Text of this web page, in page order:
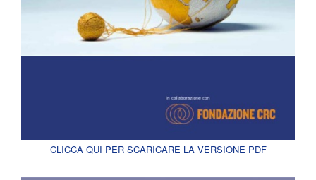
CLICCA QUI PER SCARICARE LA VERSIONE PDF